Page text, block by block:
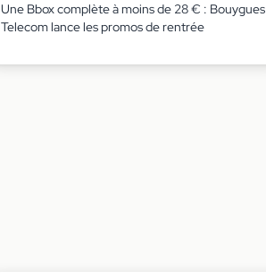
Une Bbox complète à moins de 28 € : Bouygues
Telecom lance les promos de rentrée